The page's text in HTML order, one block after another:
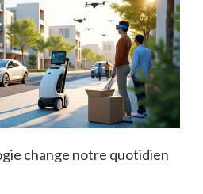
change notre quotidien